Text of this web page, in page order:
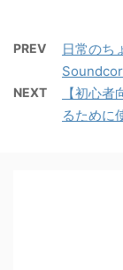
PREV
日常のち
NEXT
【初心
るために